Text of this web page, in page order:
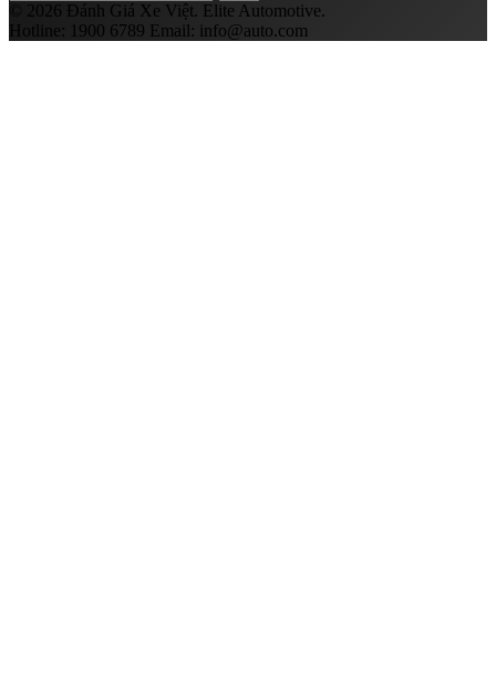
© 2026 Đánh Giá Xe Việt. Elite Automotive.
Hotline: 1900 6789 Email: info@auto.com